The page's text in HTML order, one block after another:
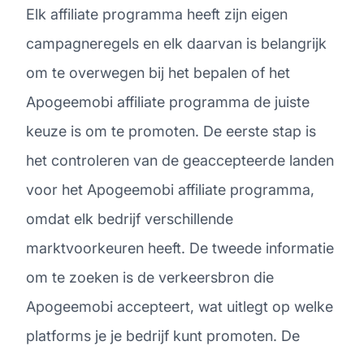
Elk affiliate programma heeft zijn eigen
campagneregels en elk daarvan is belangrijk
om te overwegen bij het bepalen of het
Apogeemobi affiliate programma de juiste
keuze is om te promoten. De eerste stap is
het controleren van de geaccepteerde landen
voor het Apogeemobi affiliate programma,
omdat elk bedrijf verschillende
marktvoorkeuren heeft. De tweede informatie
om te zoeken is de verkeersbron die
Apogeemobi accepteert, wat uitlegt op welke
platforms je je bedrijf kunt promoten. De